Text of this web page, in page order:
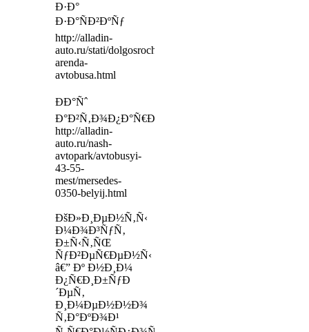
Ð·Ð°
Ð·Ð°ÑÐ²ÐºÑƒ
http://alladin-
auto.ru/stati/dolgosrochnaya-
arenda-
avtobusa.html
ÐÐ°Ñˆ
Ð°Ð²Ñ‚Ð¾Ð¿Ð°Ñ€Ðº
http://alladin-
auto.ru/nash-
avtopark/avtobusyi-
43-55-
mest/mersedes-
0350-belyij.html
ÐšÐ»Ð¸ÐµÐ½Ñ‚Ñ‹
Ð¼Ð¾Ð³ÑƒÑ‚
Ð±Ñ‹Ñ‚ÑŒ
ÑƒÐ²ÐµÑ€ÐµÐ½Ñ‹
â€” Ðº Ð½Ð¸Ð¼
Ð¿Ñ€Ð¸Ð±ÑƒÐ
´ÐµÑ‚
Ð¸Ð¼ÐµÐ½Ð½Ð¾
Ñ‚Ð°ÐºÐ¾Ð¹